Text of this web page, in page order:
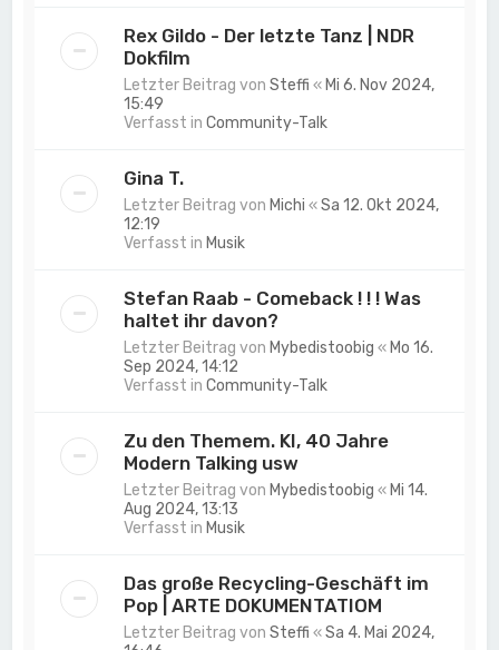
Rex Gildo - Der letzte Tanz | NDR
Dokfilm
Letzter Beitrag vonSteffi « Mi 6. Nov 2024,
15:49
Verfasst inCommunity-Talk
Gina T.
Letzter Beitrag von Michi «Sa 12. Okt 2024,
12:19
Verfasst in Musik
Stefan Raab - Comeback ! ! ! Was
haltet ihr davon?
Letzter Beitrag von Mybedistoobig « Mo 16.
Sep 2024, 14:12
Verfasst inCommunity-Talk
Zu den Themem. KI, 40 Jahre
Modern Talking usw
Letzter Beitrag von Mybedistoobig « Mi 14.
Aug 2024, 13:13
Verfasst in Musik
Das große Recycling-Geschäft im
Pop | ARTE DOKUMENTATIOM
Letzter Beitrag vonSteffi «Sa 4. Mai 2024,